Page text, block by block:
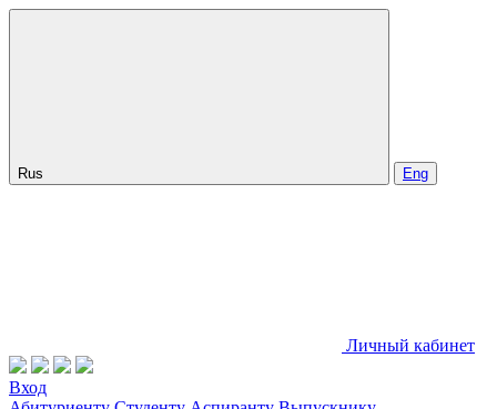
Rus Eng
Личный кабинет
Вход